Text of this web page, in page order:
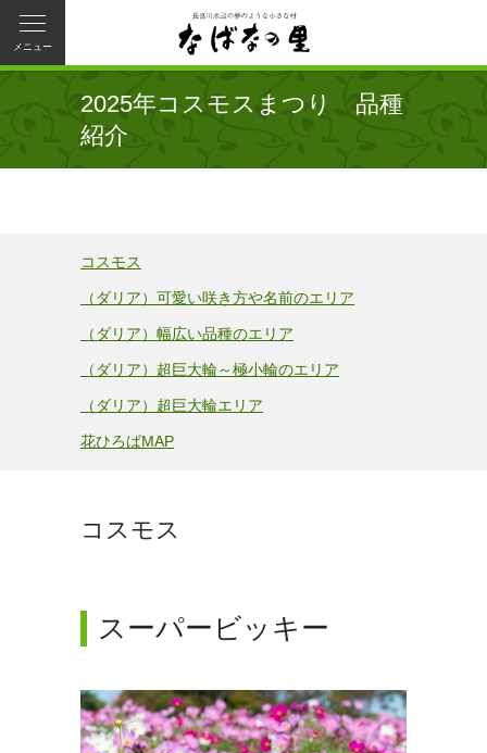
メニュー
2025年コスモスまつり 品種
紹介
コスモス
（ダリア）可愛い咲き方や名前のエリア
（ダリア）幅広い品種のエリア
（ダリア）超巨大輪～極小輪のエリア
（ダリア）超巨大輪エリア
花ひろばMAP
コスモス
スーパービッキー